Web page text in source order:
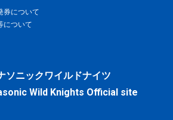
券について
について
ソニックワイルドナイツ
Wild Knights Official site